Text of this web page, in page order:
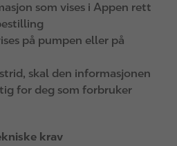
som vises i Appen rett
på pumpen eller på
skal den informasjonen
for deg som forbruker
krav